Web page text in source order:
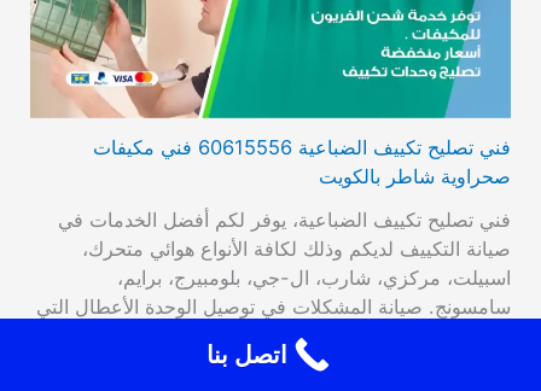
فني تصليح تكييف الضباعية 60615556 فني مكيفات
صحراوية شاطر بالكويت
فني تصليح تكييف الضباعية، يوفر لكم أفضل الخدمات في
صيانة التكييف لديكم وذلك لكافة الأنواع هوائي متحرك،
اسبيلت، مركزي، شارب، ال-جي، بلومبيرج، برايم،
سامسونج. صيانة المشكلات في توصيل الوحدة الأعطال التي
تصيب الترموستات، تراكم الجليد، وأيضا تبديل القطع القديمة
بقطع جديدة عالية الأداء والجودة، فحص مستوى الغاز من
اتصل بنا